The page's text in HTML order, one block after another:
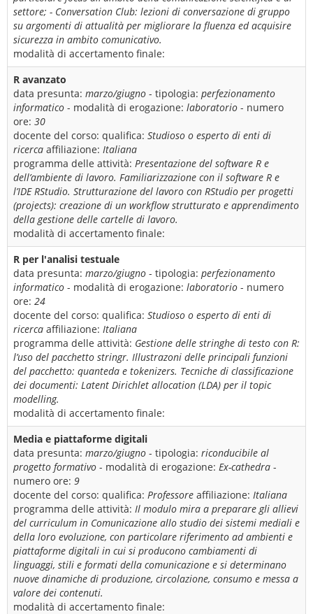
settore; - Conversation Club: lezioni di conversazione di gruppo
su argomenti di attualità per migliorare la fluenza ed acquisire
sicurezza in ambito comunicativo.
modalità di accertamento finale:
R avanzato
data presunta: marzo/giugno - tipologia: perfezionamento
informatico - modalità di erogazione: laboratorio - numero
ore: 30
docente del corso: qualifica: Studioso o esperto di enti di
ricerca affiliazione: Italiana
programma delle attività: Presentazione del software R e
dell’ambiente di lavoro. Familiarizzazione con il software R e
l’IDE RStudio. Strutturazione del lavoro con RStudio per progetti
(projects): creazione di un workflow strutturato e apprendimento
della gestione delle cartelle di lavoro.
modalità di accertamento finale:
R per l'analisi testuale
data presunta: marzo/giugno - tipologia: perfezionamento
informatico - modalità di erogazione: laboratorio - numero
ore: 24
docente del corso: qualifica: Studioso o esperto di enti di
ricerca affiliazione: Italiana
programma delle attività: Gestione delle stringhe di testo con R:
l’uso del pacchetto stringr. Illustrazoni delle principali funzioni
del pacchetto: quanteda e tokenizers. Tecniche di classificazione
dei documenti: Latent Dirichlet allocation (LDA) per il topic
modelling.
modalità di accertamento finale:
Media e piattaforme digitali
data presunta: marzo/giugno - tipologia: riconducibile al
progetto formativo - modalità di erogazione: Ex-cathedra -
numero ore: 9
docente del corso: qualifica: Professore affiliazione: Italiana
programma delle attività: Il modulo mira a preparare gli allievi
del curriculum in Comunicazione allo studio dei sistemi mediali e
della loro evoluzione, con particolare riferimento ad ambienti e
piattaforme digitali in cui si producono cambiamenti di
linguaggi, stili e formati della comunicazione e si determinano
nuove dinamiche di produzione, circolazione, consumo e messa a
valore dei contenuti.
modalità di accertamento finale: